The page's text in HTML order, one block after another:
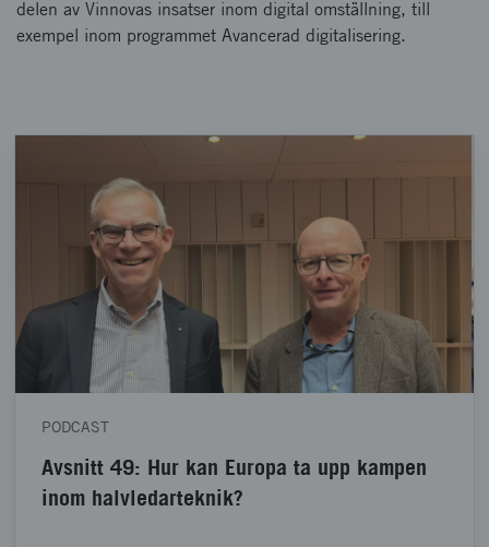
delen av Vinnovas insatser inom digital omställning, till
exempel inom programmet Avancerad digitalisering.
PODCAST
Avsnitt 49: Hur kan Europa ta upp kampen
inom halvledarteknik?